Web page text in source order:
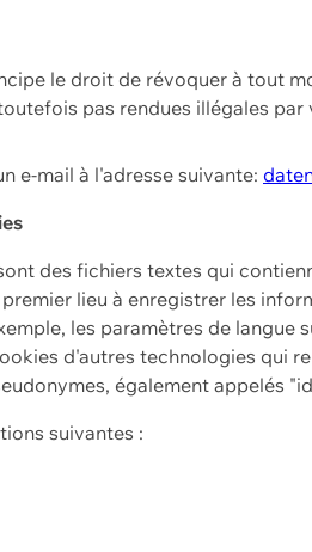
le droit de révoquer à tout
pas rendues illégales
e-mail à l'adresse suivante:
des fichiers textes qui
lieu à enregistrer les
les paramètres de
d'autres technologies qui
également appelés
suivantes :